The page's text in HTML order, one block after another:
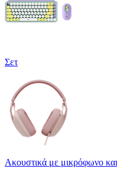
Σετ
Ακουστικά με μικρόφωνο